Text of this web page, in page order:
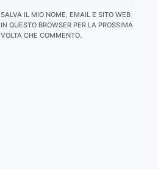
SALVA IL MIO NOME, EMAIL E SITO WEB
IN QUESTO BROWSER PER LA PROSSIMA
VOLTA CHE COMMENTO.